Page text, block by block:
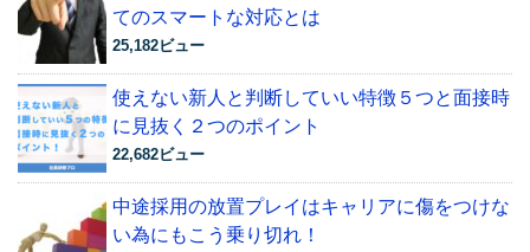
てのスマートな対応とは
25,182ビュー
使えない新人と判断していい特徴５つと面接時
に見抜く２つのポイント
22,682ビュー
中途採用の放置プレイはキャリアに傷をつけな
い為にもこう乗り切れ！